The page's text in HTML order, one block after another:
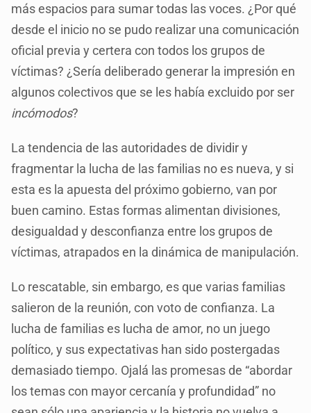
más espacios para sumar todas las voces. ¿Por qué
desde el inicio no se pudo realizar una comunicación
oficial previa y certera con todos los grupos de
víctimas? ¿Sería deliberado generar la impresión en
algunos colectivos que se les había excluido por ser
incómodos?
La tendencia de las autoridades de dividir y
fragmentar la lucha de las familias no es nueva, y si
esta es la apuesta del próximo gobierno, van por
buen camino. Estas formas alimentan divisiones,
desigualdad y desconfianza entre los grupos de
víctimas, atrapados en la dinámica de manipulación.
Lo rescatable, sin embargo, es que varias familias
salieron de la reunión, con voto de confianza. La
lucha de familias es lucha de amor, no un juego
político, y sus expectativas han sido postergadas
demasiado tiempo. Ojalá las promesas de “abordar
los temas con mayor cercanía y profundidad” no